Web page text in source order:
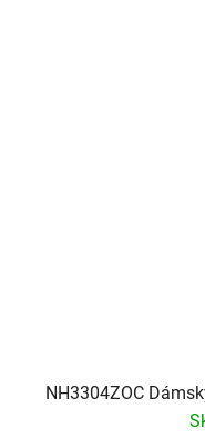
NH3304ZOC